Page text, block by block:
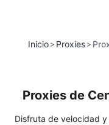
Inicio > Proxies >
Proxies de
Disfruta de velocidad